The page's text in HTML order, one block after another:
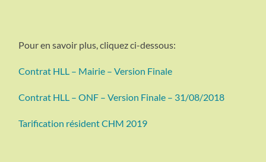
Pour en savoir plus, cliquez ci-dessous:
Contrat HLL – Mairie – Version Finale
Contrat HLL – ONF – Version Finale – 31/08/2018
Tarification résident CHM 2019